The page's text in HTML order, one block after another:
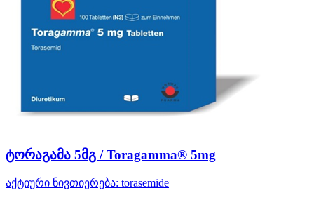
ტორაგამა 5მგ / Toragamma® 5mg
აქტიური ნივთიერება: torasemide